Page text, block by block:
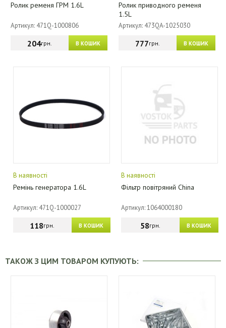
Ролик ременя ГРМ 1.6L
Артикул: 471Q-1000806
В КОШИК
204грн.
Ролик приводного ременя
1.5L
Артикул: 473QA-1025030
В КОШИК
777грн.
В наявності
Ремінь генератора 1.6L
Артикул: 471Q-1000027
В КОШИК
118грн.
В наявності
Фільтр повітряний China
Артикул: 1064000180
В КОШИК
58грн.
ТАКОЖ З ЦИМ ТОВАРОМ КУПУЮТЬ: